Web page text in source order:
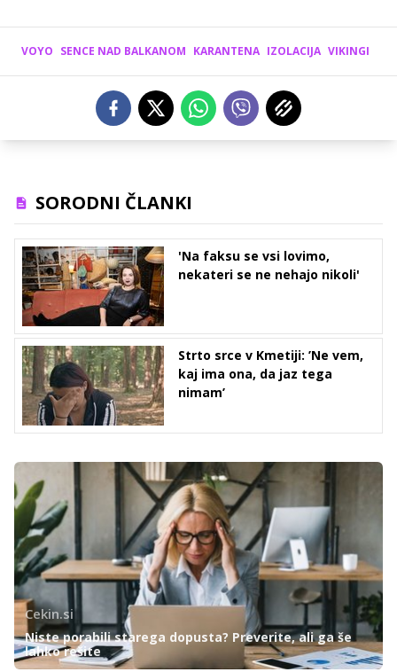
VOYO SENCE NAD BALKANOM KARANTENA IZOLACIJA VIKINGI
SORODNI ČLANKI
'Na faksu se vsi lovimo,
nekateri se ne nehajo nikoli'
Strto srce v Kmetiji: ’Ne vem,
kaj ima ona, da jaz tega
nimam’
Cekin.si
Niste porabili starega dopusta? Preverite, ali ga še
lahko rešite